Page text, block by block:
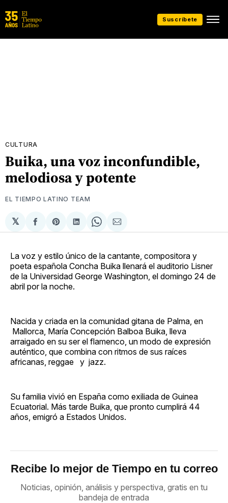
Suscríbete
CULTURA
Buika, una voz inconfundible,
melodiosa y potente
EL TIEMPO LATINO TEAM
𝕏
Compartir
en
Share
on
Compartir
en
Share
on
Compartir
via
La voz y estilo único de la cantante, compositora y
poeta española Concha Buika llenará el auditorio Lisner
de la Universidad George Washington, el domingo 24 de
abril por la noche.
Nacida y criada en la comunidad gitana de Palma, en
Mallorca, María Concepción Balboa Buika, lleva
arraigado en su ser el flamenco, un modo de expresión
auténtico, que combina con ritmos de sus raíces
africanas, reggae y jazz.
Su familia vivió en España como exiliada de Guinea
Ecuatorial. Más tarde Buika, que pronto cumplirá 44
años, emigró a Estados Unidos.
Recibe lo mejor de Tiempo en tu correo
Noticias, opinión, análisis y perspectiva, gratis en tu
bandeja de entrada